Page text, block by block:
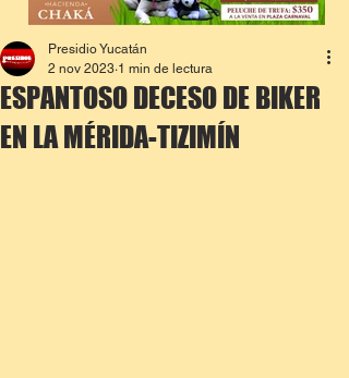
ESPANTOSO DECESO DE BIKER
EN LA MÉRIDA-TIZIMÍN
Presidio Yucatán
2 nov 2023 1 min de lectura